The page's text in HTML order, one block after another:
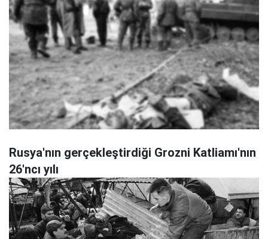
Rusya'nın gerçekleştirdiği Grozni Katliamı'nın
26'ncı yılı